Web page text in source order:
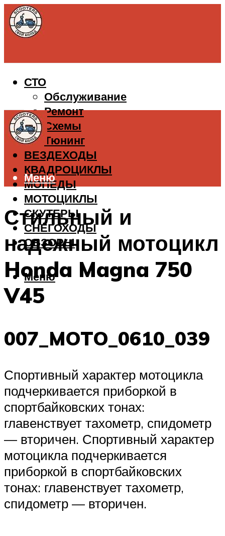
СТО
Обслуживание
Ремонт
Схемы
Тюнинг
ВЕЗДЕХОДЫ
КВАДРОЦИКЛЫ
МОПЕДЫ
МОТОЦИКЛЫ
СКУТЕРЫ
СНЕГОХОДЫ
ОБЗОРЫ
Меню
Меню
Стильный и
надежный мотоцикл
Honda Magna 750
V45
007_MOTO_0610_039
Спортивный характер мотоцикла
подчеркивается приборкой в
спортбайковских тонах:
главенствует тахометр, спидометр
— вторичен. Спортивный характер
мотоцикла подчеркивается
приборкой в спортбайковских
тонах: главенствует тахометр,
спидометр — вторичен.